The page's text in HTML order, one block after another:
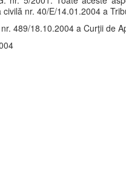
nr. 40/E/14.01.2004 a
489/18.10.2004 a Curţii de